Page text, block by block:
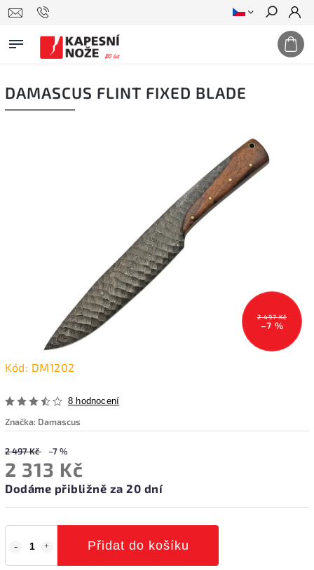
Hledat
DAMASCUS FLINT FIXED BLADE
2 497 Kč
–7 %
Kód: DM1202
8 hodnocení
Značka: Damascus
2 497 Kč –7 %
2 313 Kč
Dodáme přibližně za 20 dní
Přidat do košíku